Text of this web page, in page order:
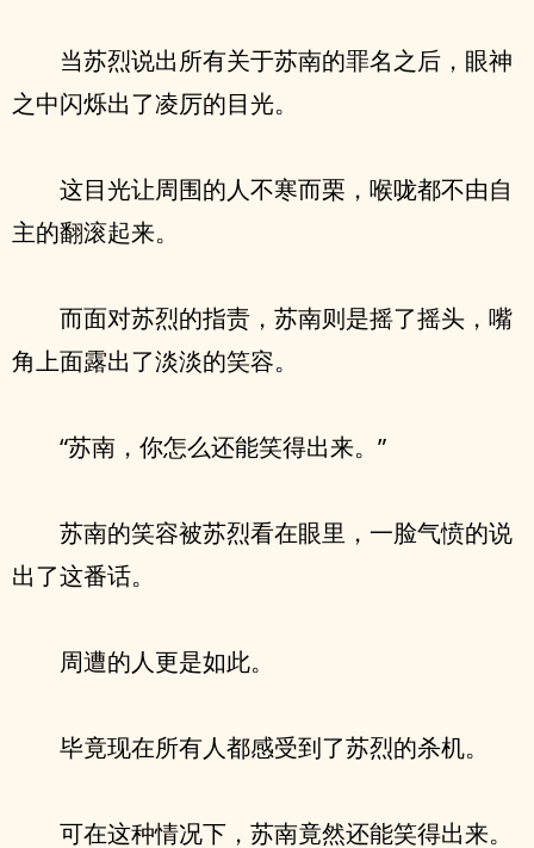
当苏烈说出所有关于苏南的罪名之后，眼神
之中闪烁出了凌厉的目光。
这目光让周围的人不寒而栗，喉咙都不由自
主的翻滚起来。
而面对苏烈的指责，苏南则是摇了摇头，嘴
角上面露出了淡淡的笑容。
“苏南，你怎么还能笑得出来。”
苏南的笑容被苏烈看在眼里，一脸气愤的说
出了这番话。
周遭的人更是如此。
毕竟现在所有人都感受到了苏烈的杀机。
可在这种情况下，苏南竟然还能笑得出来。